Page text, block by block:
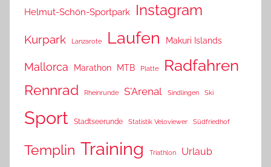
Helmut-Schön-Sportpark Instagram
Kurpark Lanzarote Laufen Makuri Islands
Mallorca Marathon MTB Platte Radfahren
Rennrad Rheinrunde S'Arenal Sindlingen Ski
Sport Stadtseerunde Statistik Veloviewer Südfriedhof
Templin Training Triathlon Urlaub